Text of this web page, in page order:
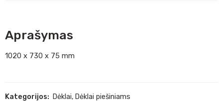
Aprašymas
1020 x 730 x 75 mm
Kategorijos: Dėklai, Dėklai piešiniams